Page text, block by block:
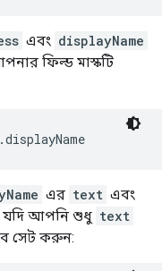
এবং displayName
ফিল্ড মাস্কটি
এর text এবং
যদি আপনি শুধু text
সেট করুন: